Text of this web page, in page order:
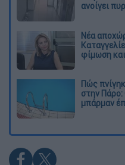
ανοίγει
Νέα
φίμωση
Πώς
στην Πάρο:
μπάρμαν